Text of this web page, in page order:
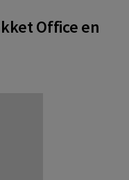
Office en